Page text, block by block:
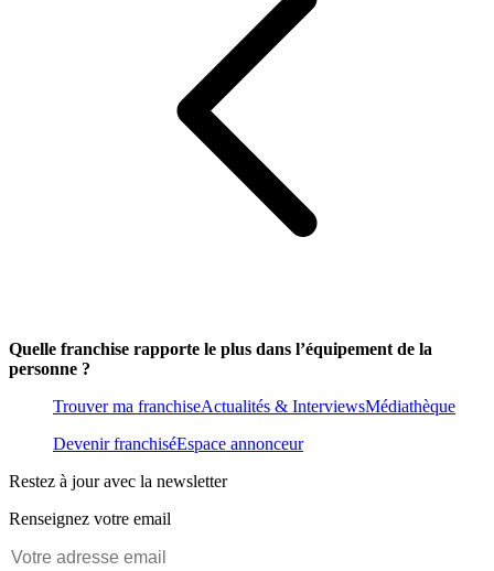
Quelle franchise rapporte le plus dans l’équipement de la
personne ?
Trouver ma franchiseActualités & InterviewsMédiathèque
Devenir franchiséEspace annonceur
Restez à jour avec la newsletter
Renseignez votre email